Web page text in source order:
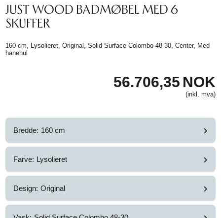
JUST WOOD BADMØBEL MED 6
SKUFFER
160 cm, Lysolieret, Original, Solid Surface Colombo 48-30, Center, Med
hanehul
56.706,35 NOK
(inkl. mva)
Bredde: 160 cm ›
Farve: Lysolieret ›
Design: Original ›